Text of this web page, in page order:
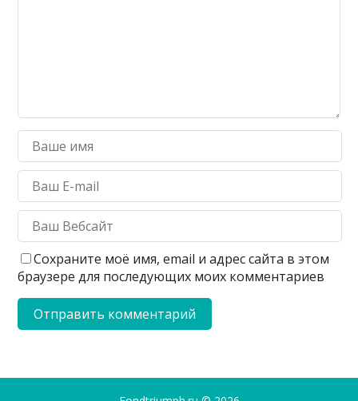
Сохраните моё имя, email и адрес сайта в этом
браузере для последующих моих комментариев